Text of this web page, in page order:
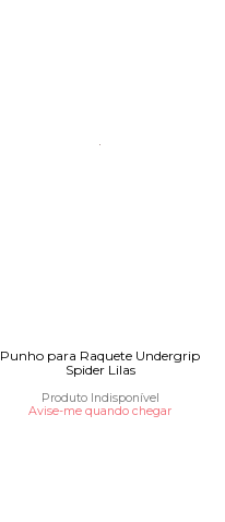
Punho para Raquete Undergrip
Spider Lilas
Produto Indisponível
Avise-me quando chegar